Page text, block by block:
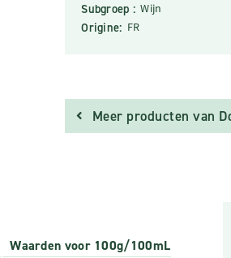
Subgroep : Wijn
Origine: FR
Meer producten van
Waarden voor 100g/100mL